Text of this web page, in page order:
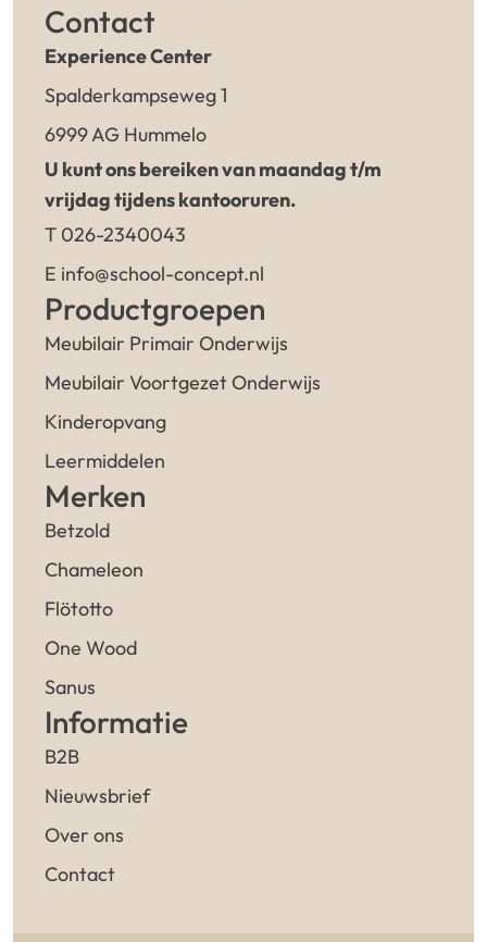
Contact
Experience Center
Spalderkampseweg 1
6999 AG Hummelo
U kunt ons bereiken van maandag t/m
vrijdag tijdens kantooruren.
T 026-2340043
E info@school-concept.nl
Productgroepen
Meubilair Primair Onderwijs
Meubilair Voortgezet Onderwijs
Kinderopvang
Leermiddelen
Merken
Betzold
Chameleon
Flötotto
One Wood
Sanus
Informatie
B2B
Nieuwsbrief
Over ons
Contact